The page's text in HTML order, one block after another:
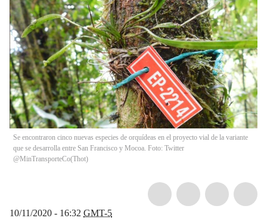
Se encontraron cinco nuevas especies de orquídeas en el proyecto vial de la variante
que se desarrolla entre San Francisco y Mocoa. Foto: Twitter
@MinTransporteCo(Thot)
10/11/2020 - 16:32 GMT-5